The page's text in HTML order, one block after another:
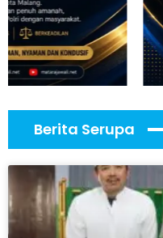
Berita Serupa